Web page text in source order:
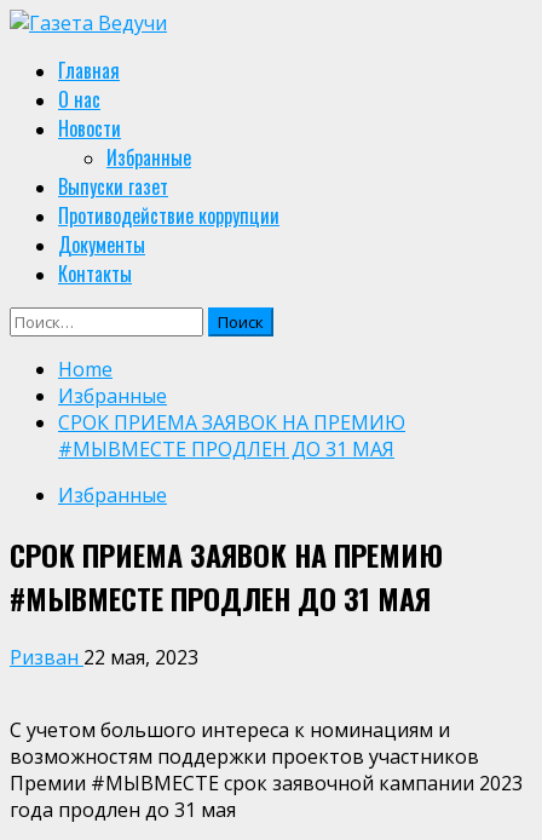
Skip
content
Primary
Menu
Главная
О нас
Новости
Избранные
Выпуски газет
Противодействие коррупции
Документы
Контакты
Найти:
Home
Избранные
CРОК ПРИЕМА ЗАЯВОК НА ПРЕМИЮ
#МЫВМЕСТЕ ПРОДЛЕН ДО 31 МАЯ
Избранные
CРОК ПРИЕМА ЗАЯВОК НА ПРЕМИЮ
#МЫВМЕСТЕ ПРОДЛЕН ДО 31 МАЯ
Ризван 22 мая, 2023
С учетом большого интереса к номинациям и
возможностям поддержки проектов участников
Премии #МЫВМЕСТЕ срок заявочной кампании 2023
года продлен до 31 мая